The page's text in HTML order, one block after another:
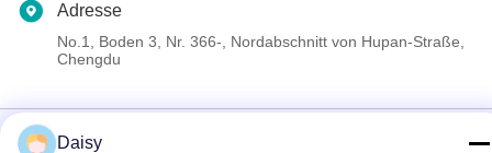
Adresse
No.1, Boden 3, Nr. 366-, Nordabschnitt von Hupan-Straße,
Chengdu
Daisy